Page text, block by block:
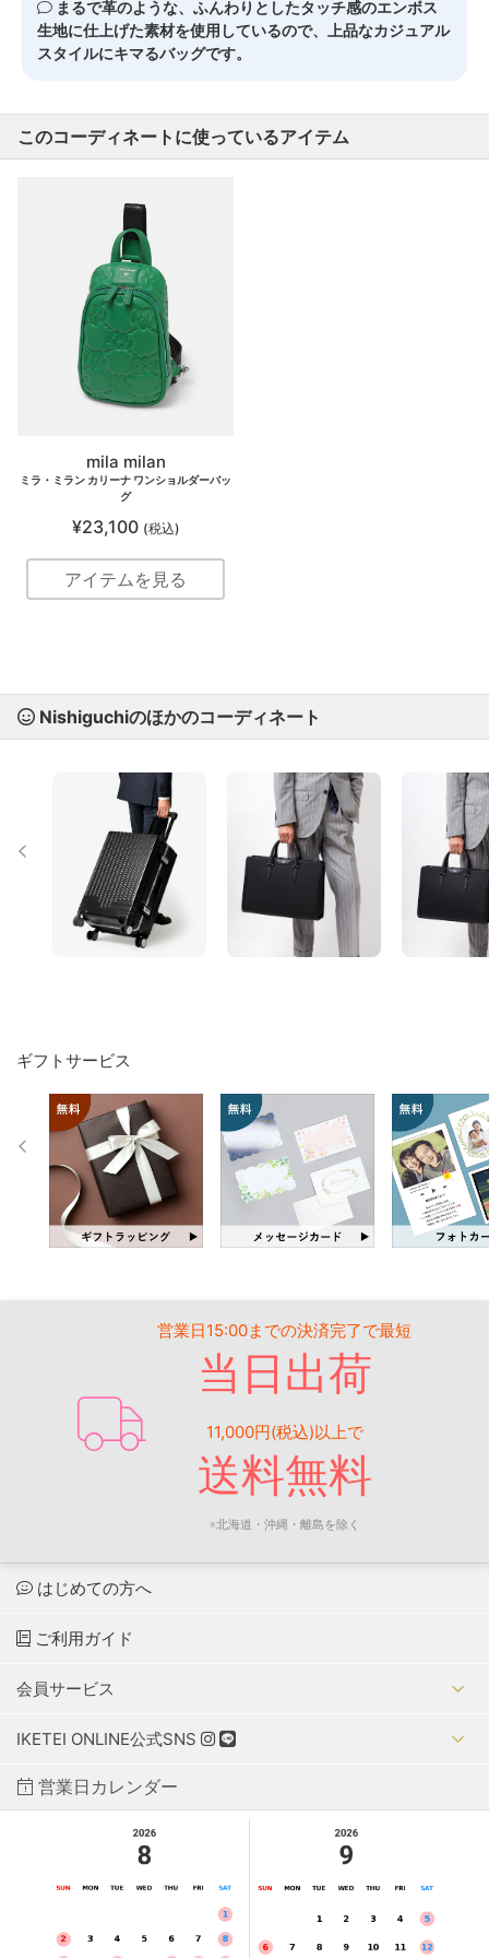
まるで革のような、ふんわりとしたタッチ感のエンボス
生地に仕上げた素材を使用しているので、上品なカジュアル
スタイルにキマるバッグです。
このコーディネートに使っているアイテム
mila milan
ミラ・ミラン カリーナ ワンショルダーバッ
グ
¥23,100 (税込)
アイテムを見る
Nishiguchiのほかのコーディネート
ギフトサービス
営業日15:00までの決済完了で最短
当日出荷
11,000円(税込)以上で
送料無料
※北海道・沖縄・離島を除く
はじめての方へ
ご利用ガイド
会員サービス
IKETEI ONLINE公式SNS
営業日カレンダー